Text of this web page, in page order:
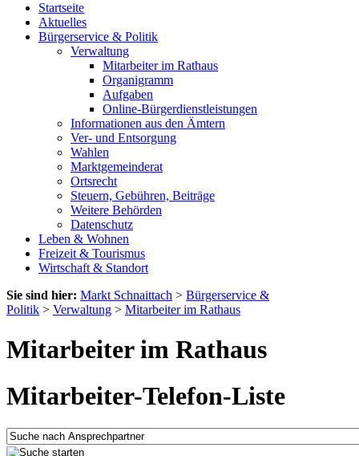
Startseite
Aktuelles
Bürgerservice & Politik
Verwaltung
Mitarbeiter im Rathaus
Organigramm
Aufgaben
Online-Bürgerdienstleistungen
Informationen aus den Ämtern
Ver- und Entsorgung
Wahlen
Marktgemeinderat
Ortsrecht
Steuern, Gebühren, Beiträge
Weitere Behörden
Datenschutz
Leben & Wohnen
Freizeit & Tourismus
Wirtschaft & Standort
Sie sind hier: Markt Schnaittach > Bürgerservice &
Politik > Verwaltung > Mitarbeiter im Rathaus
Mitarbeiter im Rathaus
Mitarbeiter-Telefon-Liste